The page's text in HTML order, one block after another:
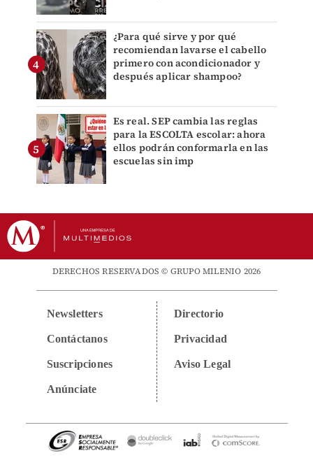
¿Para qué sirve y por qué
recomiendan lavarse el cabello
primero con acondicionador y
después aplicar shampoo?
Es real. SEP cambia las reglas
para la ESCOLTA escolar: ahora
ellos podrán conformarla en las
escuelas sin imp
DERECHOS RESERVADOS © GRUPO MILENIO 2026
Newsletters
Contáctanos
Suscripciones
Anúnciate
Directorio
Privacidad
Aviso Legal